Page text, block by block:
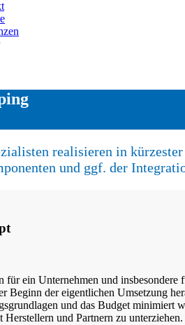
realisieren in
und ggf. der
für ein Unternehmen und
Beginn der eigentlichen Umsetzung
und das Budget minimiert
Herstellern und Partnern zu unterziehen.